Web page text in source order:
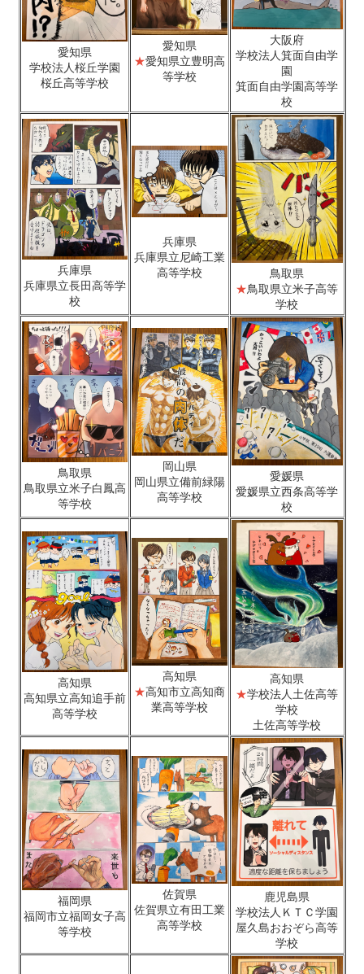
愛知県
学校法人桜丘学園
桜丘高等学校
愛知県
★愛知県立豊明高
等学校
大阪府
学校法人箕面自由学
園
箕面自由学園高等学
校
兵庫県
兵庫県立長田高等学
校
兵庫県
兵庫県立尼崎工業
高等学校
鳥取県
★鳥取県立米子高等
学校
鳥取県
鳥取県立米子白鳳高
等学校
岡山県
岡山県立備前緑陽
高等学校
愛媛県
愛媛県立西条高等学
校
高知県
高知県立高知追手前
高等学校
高知県
★高知市立高知商
業高等学校
高知県
★学校法人土佐高等
学校
土佐高等学校
福岡県
福岡市立福岡女子高
等学校
佐賀県
佐賀県立有田工業
高等学校
鹿児島県
学校法人ＫＴＣ学園
屋久島おおぞら高等
学校